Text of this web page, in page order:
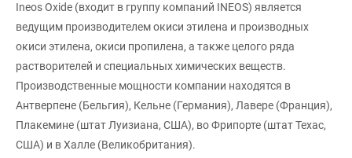
Ineos Oxide (входит в группу компаний INEOS) является
ведущим производителем окиси этилена и производных
окиси этилена, окиси пропилена, а также целого ряда
растворителей и специальных химических веществ.
Производственные мощности компании находятся в
Антверпене (Бельгия), Кельне (Германия), Лавере (Франция),
Плакемине (штат Луизиана, США), во Фрипорте (штат Техас,
США) и в Халле (Великобритания).